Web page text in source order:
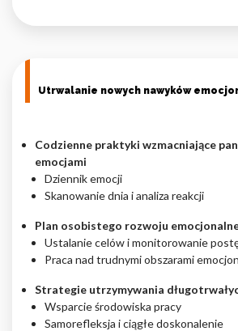
Utrwalanie nowych nawyków
Codzienne praktyki wzmacniające
emocjami
Dziennik emocji
Skanowanie dnia i analiza reakcji
Plan osobistego rozwoju
Ustalanie celów i monitorowanie
Praca nad trudnymi obszarami
Strategie utrzymywania
Wsparcie środowiska pracy
Samorefleksja i ciągłe doskonalenie